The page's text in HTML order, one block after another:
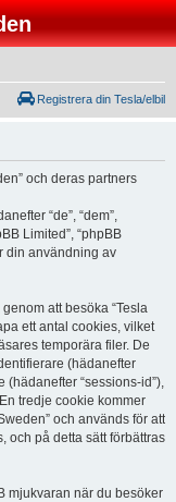
Registrera din Tesla/elbil
och deras partners
“de”, “dem”,
Limited”, “phpBB
din användning av
att besöka “Tesla
ett antal cookies, vilket
temporära filer. De
(hädanefter
(hädanefter “sessions-id”),
tredje cookie kommer
och används för att
och på detta sätt förbättras
mjukvaran när du besöker